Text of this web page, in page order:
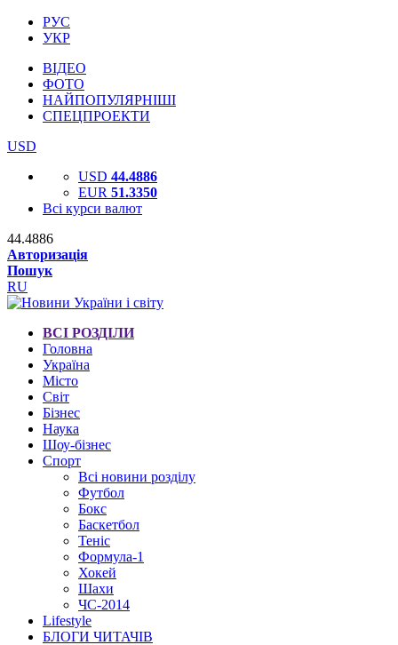
РУС
УКР
ВІДЕО
ФОТО
НАЙПОПУЛЯРНІШІ
СПЕЦПРОЕКТИ
USD
USD 44.4886
EUR 51.3350
Всі курси валют
44.4886
Авторизація
Пошук
RU
ВСІ РОЗДІЛИ
Головна
Україна
Місто
Світ
Бізнес
Наука
Шоу-бізнес
Спорт
Всі новини розділу
Футбол
Бокс
Баскетбол
Теніс
Формула-1
Хокей
Шахи
ЧС-2014
Lifestyle
БЛОГИ ЧИТАЧІВ